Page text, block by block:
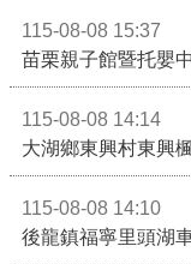
115-08-08 15:37
115-08-08 14:14
大湖鄉東興村東興
115-08-08 14:10
後龍鎮福寧里頭湖